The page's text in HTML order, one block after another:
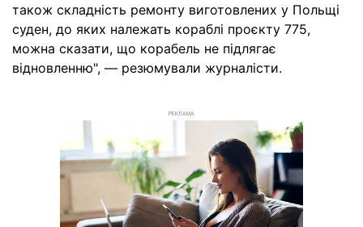
також складність ремонту виготовлених у Польщі
суден, до яких належать кораблі проєкту 775,
можна сказати, що корабель не підлягає
відновленню", — резюмували журналісти.
РЕКЛАМА